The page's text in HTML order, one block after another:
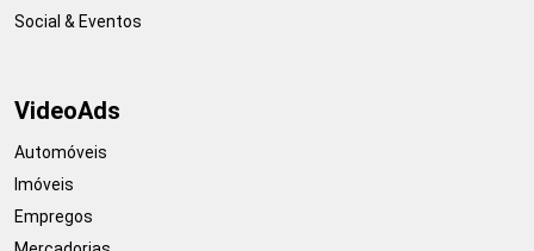
Social & Eventos
VideoAds
Automóveis
Imóveis
Empregos